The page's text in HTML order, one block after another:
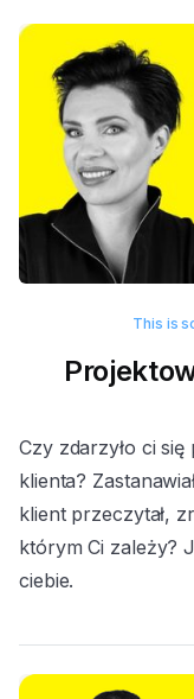
Czy zdarzyło ci
klienta?
klient przeczytał,
którym Ci zależy?
ciebie.
This is